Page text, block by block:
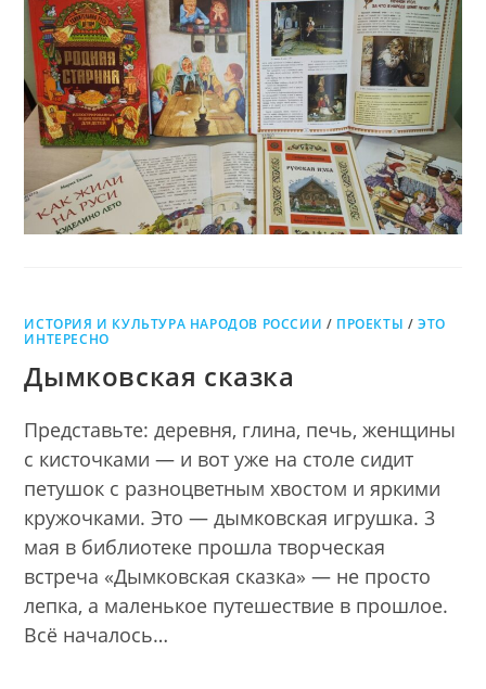
сердце
дома
РУССКАЯ
ПЕЧКА
—
СЕРДЦЕ
ДОМА
ИСТОРИЯ И КУЛЬТУРА НАРОДОВ РОССИИ / ПРОЕКТЫ /ЭТО
ИНТЕРЕСНО
Дымковская сказка
Представьте: деревня, глина, печь, женщины
с кисточками — и вот уже на столе сидит
петушок с разноцветным хвостом и яркими
кружочками. Это — дымковская игрушка. 3
мая в библиотеке прошла творческая
встреча «Дымковская сказка» — не просто
лепка, а маленькое путешествие в прошлое.
Всё началось…